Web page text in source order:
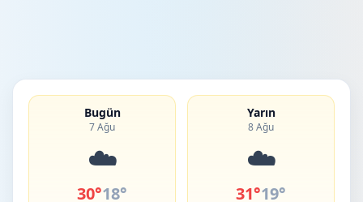
Bugün
7 Ağu
☁️
30°18°
Yarın
8 Ağu
☁️
31°19°